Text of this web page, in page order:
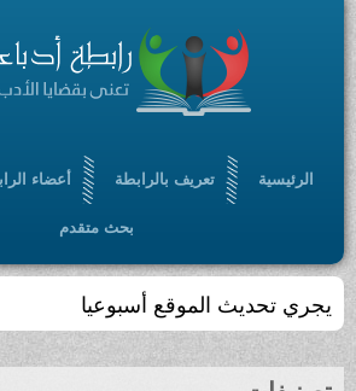
الرئيسية تعريف بالرابطة أعضاء الرابطة
بحث متقدم
يجري تحديث الموقع أسبوعيا